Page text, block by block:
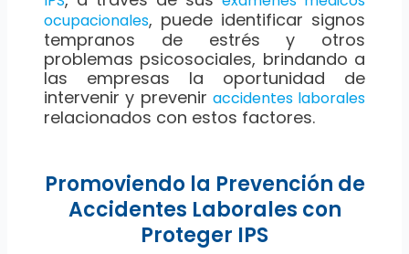
ocupacionales, puede identificar signos
tempranos de estrés y otros
problemas psicosociales, brindando a
las empresas la oportunidad de
intervenir y prevenir accidentes laborales
relacionados con estos factores.
Promoviendo la Prevención de
Accidentes Laborales con
Proteger IPS